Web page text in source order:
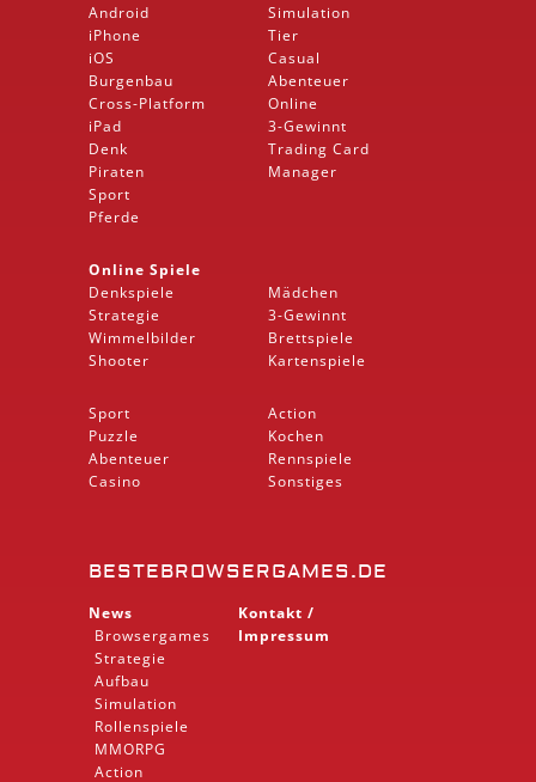
Android
iPhone
iOS
Burgenbau
Cross-Platform
iPad
Denk
Piraten
Sport
Pferde
Simulation
Tier
Casual
Abenteuer
Online
3-Gewinnt
Trading Card
Manager
Online Spiele
Denkspiele
Strategie
Wimmelbilder
Shooter
Mädchen
3-Gewinnt
Brettspiele
Kartenspiele
Sport
Puzzle
Abenteuer
Casino
Action
Kochen
Rennspiele
Sonstiges
BESTEBROWSERGAMES.DE
News
Browsergames
Strategie
Aufbau
Simulation
Rollenspiele
MMORPG
Action
Kontakt /
Impressum